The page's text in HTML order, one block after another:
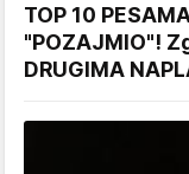
TOP 10
"POZAJMIO"!
DRUGIMA